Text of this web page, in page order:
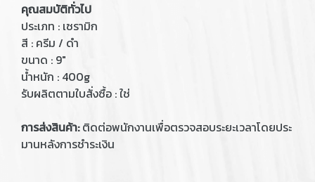
คุณสมบัติทั่วไป
ประเภท : เซรามิก
สี : ครีม / ดำ
ขนาด : 9"
น้ำหนัก : 400g
รับผลิตตามใบสั่งซื้อ : ใช่
การส่งสินค้า:ติดต่อพนักงานเพื่อตรวจสอบระยะเวลาโดยประ
มานหลังการชำระเงิน